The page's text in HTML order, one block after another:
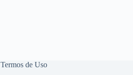
Termos de Uso